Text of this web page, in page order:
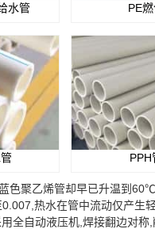
水管 PE
PPH
聚乙烯管却早已升温到
热水在管中流动仅产生
全自动液压机,焊接翻边对